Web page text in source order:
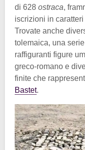
di 628 ostraca,
iscrizioni in caratteri
Trovate anche
tolemaica, una
raffiguranti figure
greco-romano e
finite che
Bastet.